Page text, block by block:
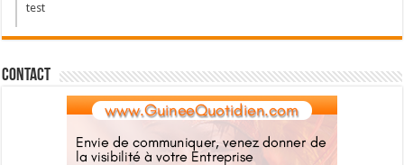
test
Contact